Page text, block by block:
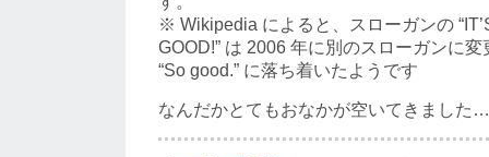
※ Wikipedia によると、スローガンの
GOOD!” は 2006 年に別のスローガンに
“So good.” に落ち着いたようです
なんだかとてもおなかが空いてきまし